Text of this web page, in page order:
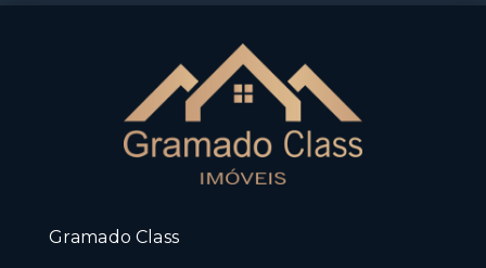
Gramado Class